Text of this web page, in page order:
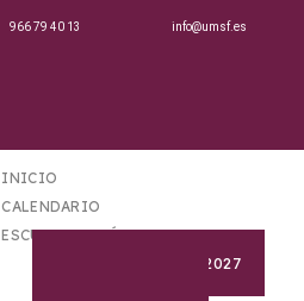
966 79 40 13 info@umsf.es
INICIO
CALENDARIO
ESCUELA DE MÚSICA
MATRICULA 2026-2027